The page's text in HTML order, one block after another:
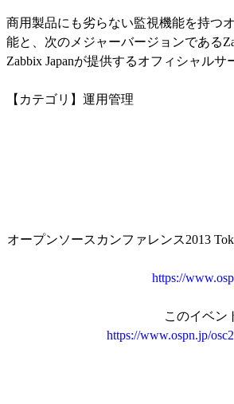
商用製品にも劣らない監視機能を持つ
能と、次のメジャーバージョンである
Zabbix Japanが提供するオフィシャル
【カテゴリ】運用管理
オープンソースカンファレンス2013
https://
このイベン
https://www.ospn.jp/